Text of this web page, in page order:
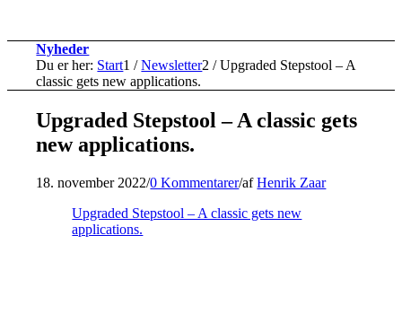
Nyheder
Du er her: Start1 / Newsletter2 / Upgraded Stepstool – A
classic gets new applications.
Upgraded Stepstool – A classic gets
new applications.
18. november 2022/0 Kommentarer/afHenrik Zaar
Upgraded Stepstool – A classic gets new
applications.